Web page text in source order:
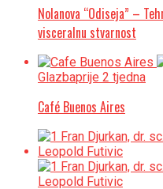
Nolanova “Odiseja” –
visceralnu stvarnost
Glazbaprije 2 tjedna
Café Buenos Aires